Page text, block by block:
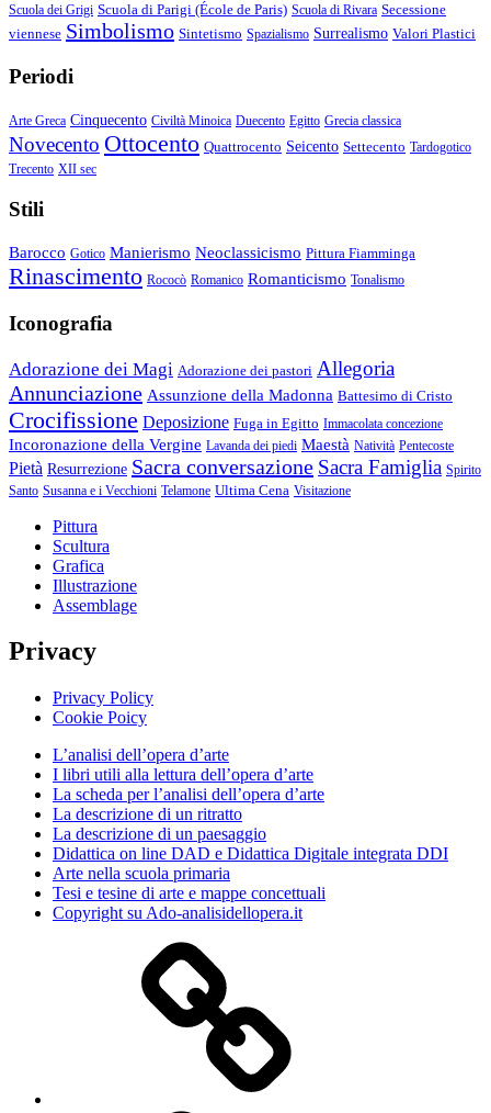
Scuola dei Grigi Scuola di Parigi (École de Paris) Scuola di Rivara Secessione
viennese Simbolismo Sintetismo Spazialismo Surrealismo Valori Plastici
Periodi
Arte Greca Cinquecento Civiltà Minoica Duecento Egitto Grecia classica
Novecento Ottocento Quattrocento Seicento Settecento Tardogotico
Trecento XII sec
Stili
Barocco Gotico Manierismo Neoclassicismo Pittura Fiamminga
Rinascimento Rococò Romanico Romanticismo Tonalismo
Iconografia
Adorazione dei Magi Adorazione dei pastori Allegoria
Annunciazione Assunzione della Madonna Battesimo di Cristo
Crocifissione Deposizione Fuga in Egitto Immacolata concezione
Incoronazione della Vergine Lavanda dei piedi Maestà Natività Pentecoste
Pietà Resurrezione Sacra conversazione Sacra Famiglia Spirito
Santo Susanna e i Vecchioni Telamone Ultima Cena Visitazione
Pittura
Scultura
Grafica
Illustrazione
Assemblage
Privacy
Privacy Policy
Cookie Poicy
L’analisi dell’opera d’arte
I libri utili alla lettura dell’opera d’arte
La scheda per l’analisi dell’opera d’arte
La descrizione di un ritratto
La descrizione di un paesaggio
Didattica on line DAD e Didattica Digitale integrata DDI
Arte nella scuola primaria
Tesi e tesine di arte e mappe concettuali
Copyright su Ado-analisidellopera.it